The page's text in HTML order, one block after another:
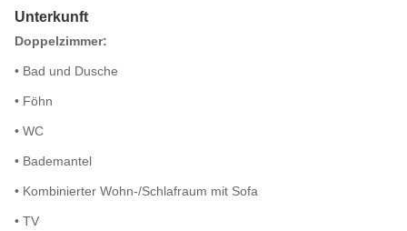
Unterkunft
Doppelzimmer:
• Bad und Dusche
• Föhn
• WC
• Bademantel
• Kombinierter Wohn-/Schlafraum mit Sofa
• TV